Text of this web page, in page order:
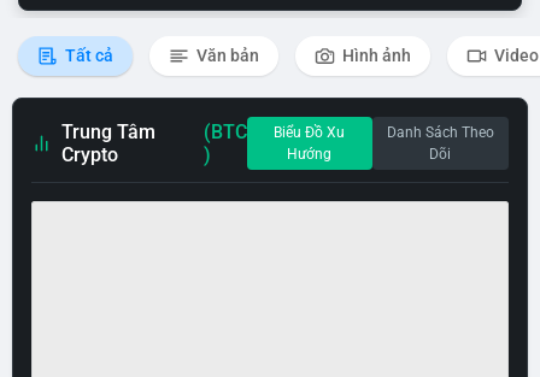
Tất cả Văn bản Hình ảnh Video
Trung Tâm
Crypto
(BTC
)
Biểu Đồ Xu
Hướng
Danh Sách Theo
Dõi